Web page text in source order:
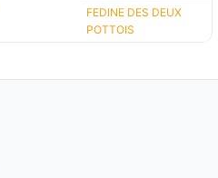
FEDINE DES DEUX
POTTOIS